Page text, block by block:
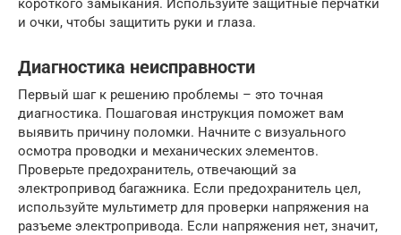
и очки, чтобы защитить руки и глаза.
Диагностика неисправности
Первый шаг к решению проблемы – это точная
диагностика. Пошаговая инструкция поможет вам
выявить причину поломки. Начните с визуального
осмотра проводки и механических элементов.
Проверьте предохранитель, отвечающий за
электропривод багажника. Если предохранитель цел,
используйте мультиметр для проверки напряжения на
разъеме электропривода. Если напряжения нет, значит,